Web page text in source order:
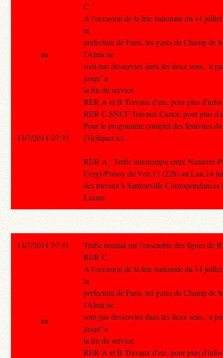
C
A l'occasion de la fete nationale du 14
la
prefecture de Paris, les gares de Champ de
l'Alma ne
sont pas desservies dans les deux sens, `a
jusqu'`a
la fin du service.
RER A et B Travaux d'ete, pour plus
RER C SNCF Travaux Castor, pour plus
Pour le programme complet des festivites
[3]cliquer ici
RER A : Trafic interrompu entre Nanterre-
Cergy/Poissy du Ven.11 (22h) au Lun.14
des travaux à Sartrouville Correspondances
Lazare
au
14/7/2014 07:33
14/7/2014 07:41
Trafic normal sur l'ensemble des lignes de
RER C
A l'occasion de la fete nationale du 14
la
prefecture de Paris, les gares de Champ de
l'Alma ne
sont pas desservies dans les deux sens, `a
jusqu'`a
la fin du service.
RER A et B Travaux d'ete, pour plus
au